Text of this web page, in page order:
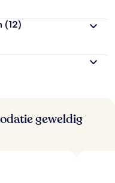
o
r
n
(12)
geweldig